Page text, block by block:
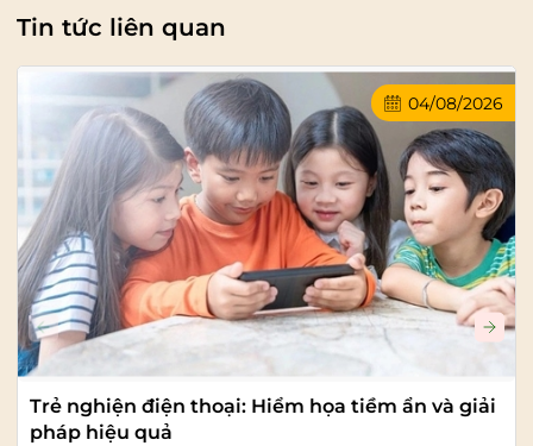
Tin tức liên quan
04/08/2026
Trẻ nghiện điện thoại: Hiểm họa tiềm ẩn và giải
pháp hiệu quả